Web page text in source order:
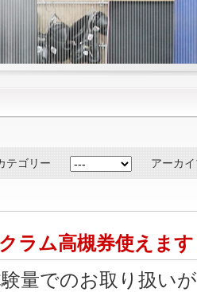
テゴリー アーカ
ラム高槻券使えま
量でのお取り扱い